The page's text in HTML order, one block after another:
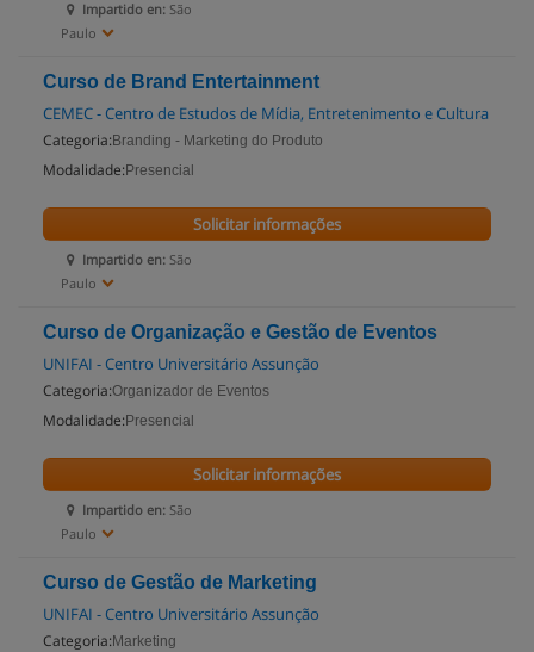
Impartido en: São
Paulo
Curso de Brand Entertainment
CEMEC - Centro de Estudos de Mídia, Entretenimento e Cultura
Categoria: Branding - Marketing do Produto
Modalidade: Presencial
Impartido en: São
Paulo
Solicitar informações
Curso de Organização e Gestão de Eventos
UNIFAI - Centro Universitário Assunção
Categoria:Organizador de Eventos
Modalidade: Presencial
Impartido en: São
Paulo
Solicitar informações
Curso de Gestão de Marketing
UNIFAI - Centro Universitário Assunção
Categoria: Marketing